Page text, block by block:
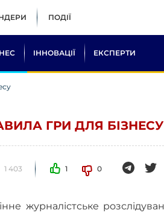
ПОДІЇ
ІННОВАЦІЇ ЕКСПЕРТИ
ГРИ ДЛЯ БІЗНЕСУ
1 403 1 0
журналістське